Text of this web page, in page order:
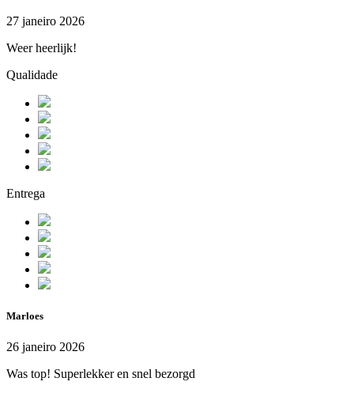
27 janeiro 2026
Weer heerlijk!
Qualidade
Entrega
Marloes
26 janeiro 2026
Was top! Superlekker en snel bezorgd